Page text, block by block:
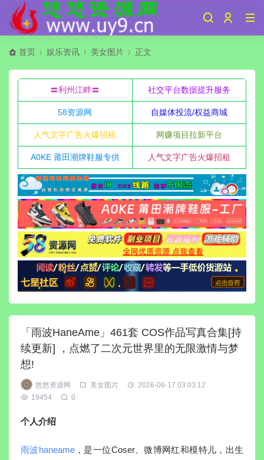
首页 娱乐资讯 美女图片 正文
〓利州江畔〓 社交平台数据提升服务
58资源网 自媒体投流/权益商城
人气文字广告火爆招租 网赚项目拉新平台
A0KE 莆田潮牌鞋服专供 人气文字广告火爆招租
「雨波HaneAme」461套 COS作品写真合集[持
续更新] ，点燃了二次元世界里的无限激情与梦
想!
悠悠资源网 美女图片
2026-06-17 03:03:12
19454
0
个人介绍
雨波haneame，是一位Coser、微博网红和模特儿，出生